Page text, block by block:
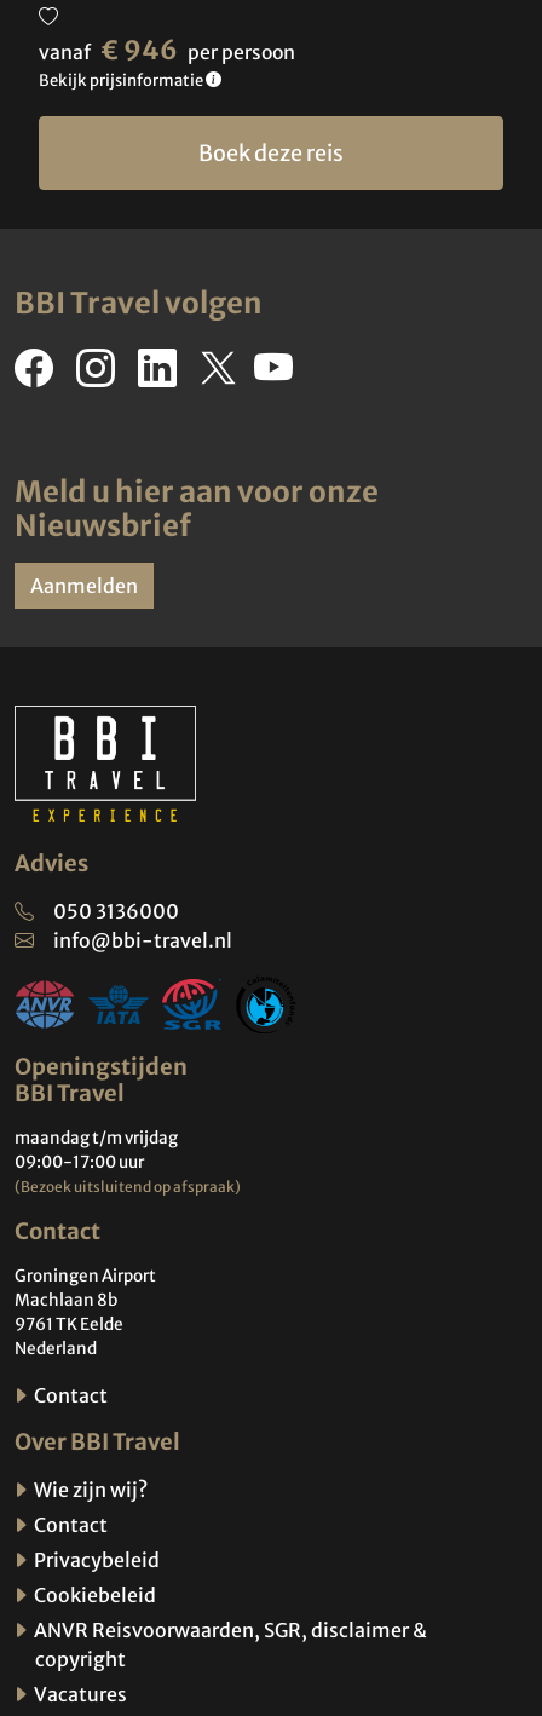
vanaf € 946 per persoon
Bekijk prijsinformatie
Boek deze reis
BBI Travel volgen
Meld u hier aan voor onze
Nieuwsbrief
Aanmelden
Advies
050 3136000
info@bbi-travel.nl
Openingstijden
BBI Travel
maandag t/m vrijdag
09:00-17:00 uur
(Bezoek uitsluitend op afspraak)
Contact
Groningen Airport
Machlaan 8b
9761 TK Eelde
Nederland
Contact
Over BBI Travel
Wie zijn wij?
Contact
Privacybeleid
Cookiebeleid
ANVR Reisvoorwaarden, SGR, disclaimer &
copyright
Vacatures